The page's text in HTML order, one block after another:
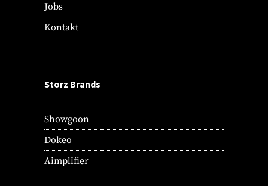
Jobs
Kontakt
Storz Brands
Showgoon
Dokeo
Aimplifier